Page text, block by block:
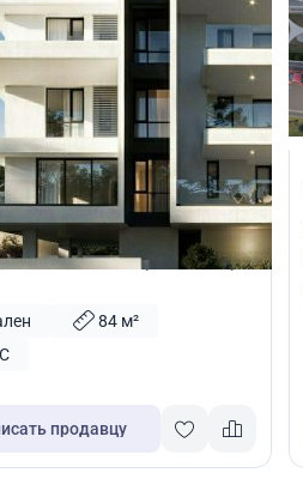
2 спальнями в Ларнака, Кипр
84 м²
продавцу